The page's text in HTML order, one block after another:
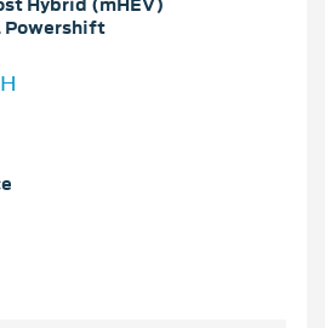
Hybrid (mHEV)
Powershift